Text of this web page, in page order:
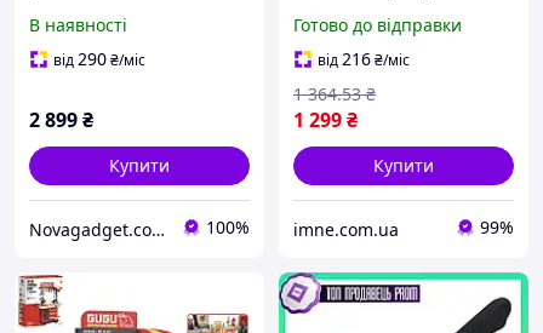
предметів
В наявності
від290₴/міс
2 899₴
Купити
Novagadget.com.ua - сучасний інтернет-магазин техніки 100%
предметм машинки
фігурки динозаврів з
підсвічуванням
Готово до відправки
від216₴/міс
1 299₴
1 364.53 ₴
Купити
imne.com.ua 99%